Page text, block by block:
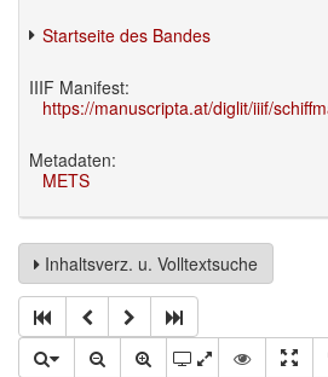
Startseite des Bandes
IIIF Manifest:
https://manuscripta.at/diglit/iiif/
Metadaten:
METS
Inhaltsverz. u. Volltextsuche